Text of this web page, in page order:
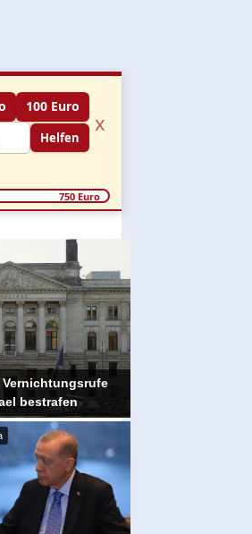
100 Euro
Helfen
x
750 Euro
bestrafen